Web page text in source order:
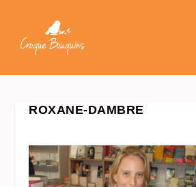
ROXANE-DAMBRE